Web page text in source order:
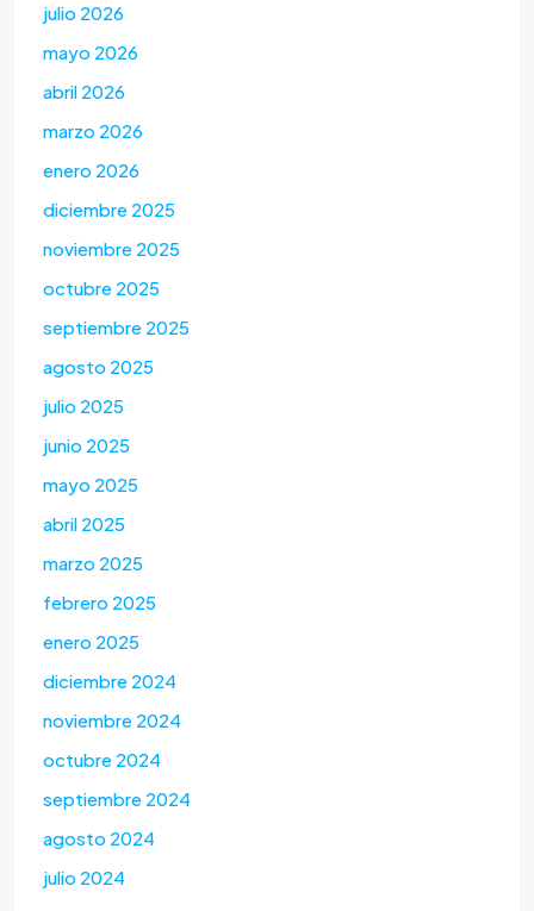
julio 2026
mayo 2026
abril 2026
marzo 2026
enero 2026
diciembre 2025
noviembre 2025
octubre 2025
septiembre 2025
agosto 2025
julio 2025
junio 2025
mayo 2025
abril 2025
marzo 2025
febrero 2025
enero 2025
diciembre 2024
noviembre 2024
octubre 2024
septiembre 2024
agosto 2024
julio 2024